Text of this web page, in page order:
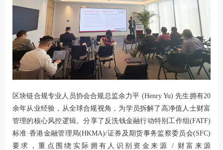
区块链合规专业人员协会合规总监余力平 (Henry Yu) 先生拥有20
余年从业经验，从全球合规视角，为学员拆解了高净值人士财富
管理的核心风控逻辑。分享了反洗钱金融行动特别工作组(FATF)
标准·香港金融管理局(HKMA)/证券及期货事务监察委员会(SFC)
要求，重点围绕实际拥有人识别资金来源 / 财富来源